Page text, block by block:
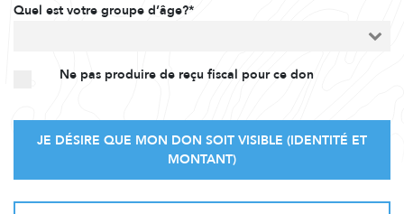
Quel est votre groupe d’âge?*
Ne pas produire de reçu fiscal pour ce don
JE DÉSIRE QUE MON DON SOIT VISIBLE (IDENTITÉ ET
MONTANT)